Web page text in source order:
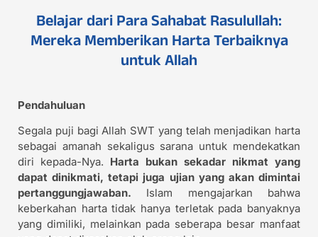
Belajar dari Para Sahabat Rasulullah:
Mereka Memberikan Harta Terbaiknya
untuk Allah
Pendahuluan
Segala puji bagi Allah SWT yang telah menjadikan harta
sebagai amanah sekaligus sarana untuk mendekatkan
diri kepada-Nya. Harta bukan sekadar nikmat yang
dapat dinikmati, tetapi juga ujian yang akan dimintai
pertanggungjawaban. Islam mengajarkan bahwa
keberkahan harta tidak hanya terletak pada banyaknya
yang dimiliki, melainkan pada seberapa besar manfaat